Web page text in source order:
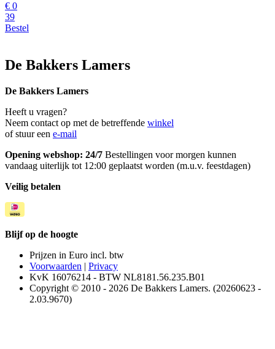
€ 0
39
Bestel
De Bakkers Lamers
De Bakkers Lamers
Heeft u vragen?
Neem contact op met de betreffende winkel
of stuur een e-mail
Opening webshop: 24/7 Bestellingen voor morgen kunnen
vandaag uiterlijk tot 12:00 geplaatst worden (m.u.v. feestdagen)
Veilig betalen
Blijf op de hoogte
Prijzen in Euro incl. btw
Voorwaarden | Privacy
KvK 16076214 - BTW NL8181.56.235.B01
Copyright © 2010 - 2026 De Bakkers Lamers. (20260623 -
2.03.9670)